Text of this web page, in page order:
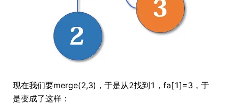
现在我们要merge(2,3)，于是从2找到1，fa[1]=3，于
是变成了这样：